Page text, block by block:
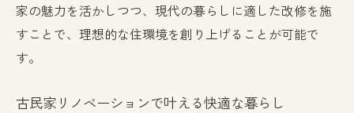
家の魅力を活かしつつ、現代の暮らしに適した改修を施
すことで、理想的な住環境を創り上げることが可能で
す。
古民家リノベーションで叶える快適な暮らし